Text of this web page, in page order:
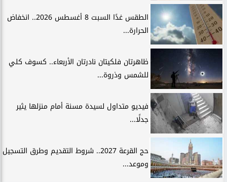
الطقس غدًا السبت 8 أغسطس 2026.. انخفاض
الحرارة...
ظاهرتان فلكيتان نادرتان الأربعاء.. كسوف كلي
للشمس وذروة...
فيديو متداول لسيدة مسنة أمام منزلها يثير
جدلًا...
حج القرعة 2027.. شروط التقديم وطرق التسجيل
وموعد...